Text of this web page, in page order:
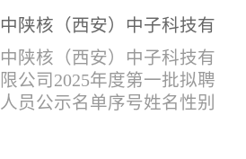
会招聘：面向社会招聘，同
等条件下集团内部员工优
先。（2）应届生招聘：国家
计划内统一招收的全日制院
校应届毕业生，重点院校应
中陕核（西安）中子科技有
限公司2025年度第一批拟聘
人员公示名单
中陕核（西安）中子科技有
限公司2025年度第一批拟聘
人员公示名单序号姓名性别